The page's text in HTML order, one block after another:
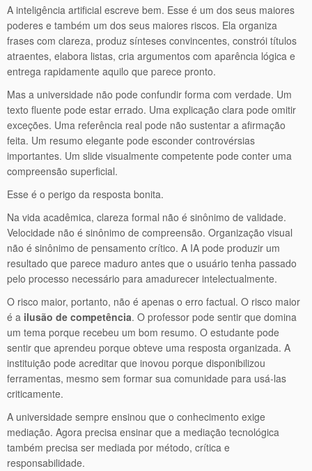
A inteligência artificial escreve bem. Esse é um dos seus maiores
poderes e também um dos seus maiores riscos. Ela organiza
frases com clareza, produz sínteses convincentes, constrói títulos
atraentes, elabora listas, cria argumentos com aparência lógica e
entrega rapidamente aquilo que parece pronto.
Mas a universidade não pode confundir forma com verdade. Um
texto fluente pode estar errado. Uma explicação clara pode omitir
exceções. Uma referência real pode não sustentar a afirmação
feita. Um resumo elegante pode esconder controvérsias
importantes. Um slide visualmente competente pode conter uma
compreensão superficial.
Esse é o perigo da resposta bonita.
Na vida acadêmica, clareza formal não é sinônimo de validade.
Velocidade não é sinônimo de compreensão. Organização visual
não é sinônimo de pensamento crítico. A IA pode produzir um
resultado que parece maduro antes que o usuário tenha passado
pelo processo necessário para amadurecer intelectualmente.
O risco maior, portanto, não é apenas o erro factual. O risco maior
é a ilusão de competência. O professor pode sentir que domina
um tema porque recebeu um bom resumo. O estudante pode
sentir que aprendeu porque obteve uma resposta organizada. A
instituição pode acreditar que inovou porque disponibilizou
ferramentas, mesmo sem formar sua comunidade para usá-las
criticamente.
A universidade sempre ensinou que o conhecimento exige
mediação. Agora precisa ensinar que a mediação tecnológica
também precisa ser mediada por método, crítica e
responsabilidade.